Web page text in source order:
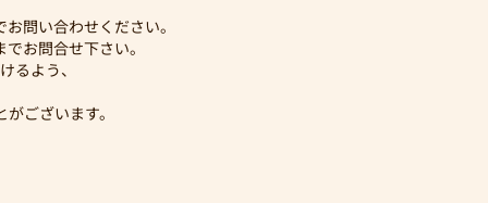
問い合わせください。
お問合せ下さい。
るよう、
ございます。